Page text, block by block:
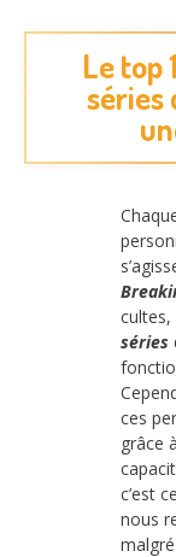
Le top
séries
cultes,
séries
ces
grâce
c’est
nous